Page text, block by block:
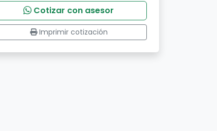
Cotizar con asesor
Imprimir cotización